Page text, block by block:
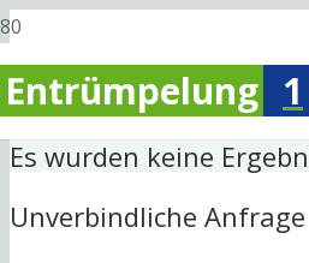
Entrümpelung 1
Es wurden keine
Unverbindliche Anfrage